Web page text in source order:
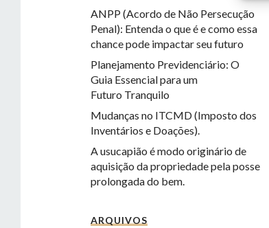
ANPP (Acordo de Não Persecução
Penal): Entenda o que é e como essa
chance pode impactar seu futuro
Planejamento Previdenciário: O
Guia Essencial para um
Futuro Tranquilo
Mudanças no ITCMD (Imposto dos
Inventários e Doações).
A usucapião é modo originário de
aquisição da propriedade pela posse
prolongada do bem.
ARQUIVOS